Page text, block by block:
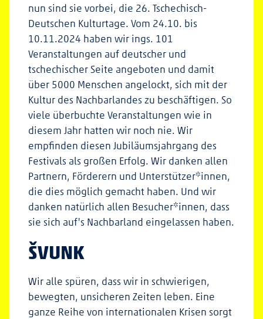
nun sind sie vorbei, die 26. Tschechisch-
Deutschen Kulturtage. Vom 24.10. bis
10.11.2024 haben wir ings. 101
Veranstaltungen auf deutscher und
tschechischer Seite angeboten und damit
über 5000 Menschen angelockt, sich mit der
Kultur des Nachbarlandes zu beschäftigen. So
viele überbuchte Veranstaltungen wie in
diesem Jahr hatten wir noch nie. Wir
empfinden diesen Jubiläumsjahrgang des
Festivals als großen Erfolg. Wir danken allen
Partnern, Förderern und Unterstützer*innen,
die dies möglich gemacht haben. Und wir
danken natürlich allen Besucher*innen, dass
sie sich auf's Nachbarland eingelassen haben.
ŠVUNK
Wir alle spüren, dass wir in schwierigen,
bewegten, unsicheren Zeiten leben. Eine
ganze Reihe von internationalen Krisen sorgt